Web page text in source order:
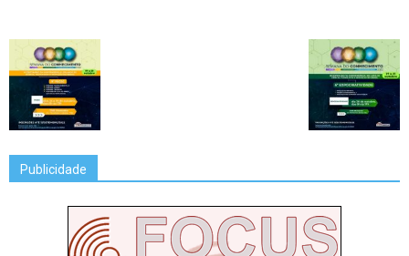
Publicidade